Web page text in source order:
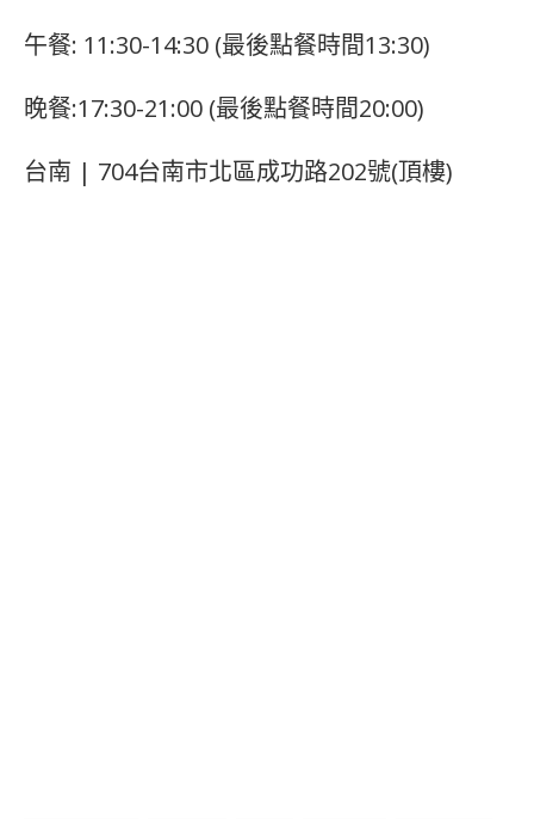
午餐: 11:30-14:30 (最後點餐時間13:30)
晚餐:17:30-21:00 (最後點餐時間20:00)
台南 | 704台南市北區成功路202號(頂樓)